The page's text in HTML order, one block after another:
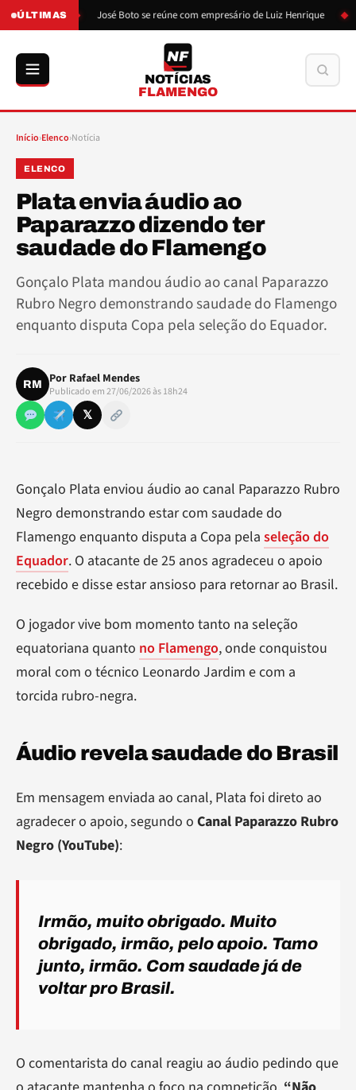
ÚLTIMAS
Boto José Boto se reúne com empresário de Luiz Henrique
NF
NOTÍCIAS
FLAMENGO
Início›Elenco›Notícia
ELENCO
Plata envia áudio ao
Paparazzo dizendo ter
saudade do Flamengo
Gonçalo Plata mandou áudio ao canal Paparazzo
Rubro Negro demonstrando saudade do Flamengo
enquanto disputa Copa pela seleção do Equador.
RM Por Rafael Mendes
Publicado em 27/06/2026 às 18h24
𝕏
Gonçalo Plata enviou áudio ao canal Paparazzo Rubro
Negro demonstrando estar com saudade do
Flamengo enquanto disputa a Copa pela seleção do
Equador. O atacante de 25 anos agradeceu o apoio
recebido e disse estar ansioso para retornar ao Brasil.
O jogador vive bom momento tanto na seleção
equatoriana quanto no Flamengo, onde conquistou
moral com o técnico Leonardo Jardim e com a
torcida rubro-negra.
Áudio revela saudade do Brasil
Em mensagem enviada ao canal, Plata foi direto ao
agradecer o apoio, segundo o Canal Paparazzo Rubro
Negro (YouTube):
Irmão, muito obrigado. Muito
obrigado, irmão, pelo apoio. Tamo
junto, irmão. Com saudade já de
voltar pro Brasil.
O comentarista do canal reagiu ao áudio pedindo que